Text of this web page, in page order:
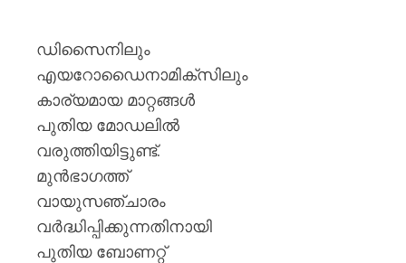
ഡിസൈനിലും
എയറോഡൈനാമിക്സിലും
കാര്യമായ മാറ്റങ്ങൾ
പുതിയ മോഡലിൽ
വരുത്തിയിട്ടുണ്ട്.
മുൻഭാഗത്ത്
വായുസഞ്ചാരം
വർദ്ധിപ്പിക്കുന്നതിനായി
പുതിയ ബോണറ്റ്